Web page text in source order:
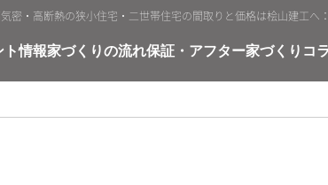
気密・高断熱の狭小住宅・二世帯住宅の間取りと価格は桧山建工へ
ト情報家づくりの流れ保証・アフター家づくりコ